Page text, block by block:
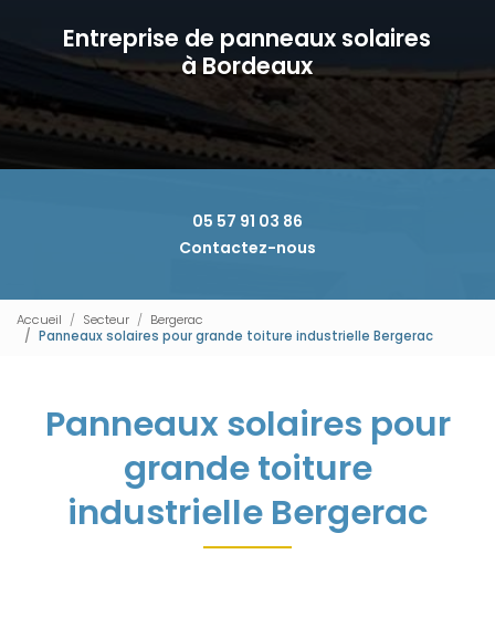
Entreprise de panneaux solaires
à Bordeaux
05 57 91 03 86
Contactez-nous
Accueil Secteur
Bergerac
Panneaux solaires pour grande toiture industrielle Bergerac
Panneaux solaires pour
grande toiture
industrielle Bergerac